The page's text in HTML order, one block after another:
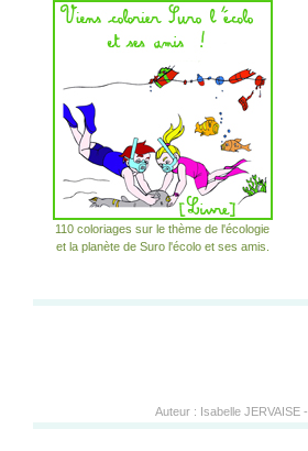
110 coloriages sur le thème de l'écologie
et la planète de Suro l'écolo et ses amis.
Auteur : Isabelle JERVAISE-